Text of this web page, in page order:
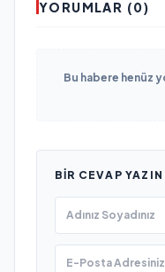
YORUMLAR (0)
Bu habere henüz
BIR CEVAP YAZIN